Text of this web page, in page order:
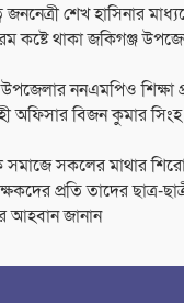
জননেত্রী শেখ হাসিনার
কষ্টে থাকা জকিগঞ্জ
ননএমপিও শিক্ষা
অফিসার বিজন কুমার
সকলের মাথার
প্রতি তাদের ছাত্র-
আহবান জানান